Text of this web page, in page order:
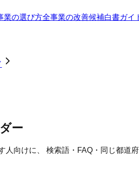
業の選び方全事業の改善候補白書ガイ
ー
人向けに、 検索語・FAQ・同じ都道